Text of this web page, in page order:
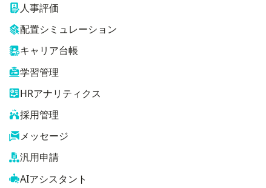
人事評価
配置シミュレーション
キャリア台帳
学習管理
HRアナリティクス
採用管理
メッセージ
汎用申請
AIアシスタント